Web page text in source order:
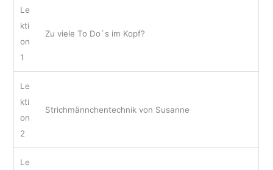
Le
kti
on
1
Zu viele To Do´s im Kopf?
Le
kti
on
2
Strichmännchentechnik von Susanne
Le